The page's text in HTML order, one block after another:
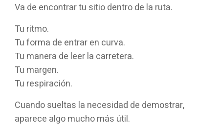
Va de encontrar tu sitio dentro de la ruta.
Tu ritmo.
Tu forma de entrar en curva.
Tu manera de leer la carretera.
Tu margen.
Tu respiración.
Cuando sueltas la necesidad de demostrar,
aparece algo mucho más útil.